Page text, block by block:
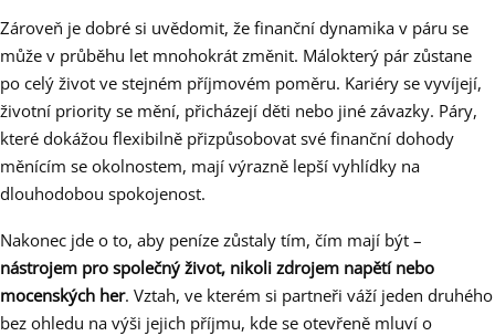
Zároveň je dobré si uvědomit, že finanční dynamika v páru se
může v průběhu let mnohokrát změnit. Málokterý pár zůstane
po celý život ve stejném příjmovém poměru. Kariéry se vyvíjejí,
životní priority se mění, přicházejí děti nebo jiné závazky. Páry,
které dokážou flexibilně přizpůsobovat své finanční dohody
měnícím se okolnostem, mají výrazně lepší vyhlídky na
dlouhodobou spokojenost.
Nakonec jde o to, aby peníze zůstaly tím, čím mají být –
nástrojem pro společný život, nikoli zdrojem napětí nebo
mocenských her. Vztah, ve kterém si partneři váží jeden druhého
bez ohledu na výši jejich příjmu, kde se otevřeně mluví o